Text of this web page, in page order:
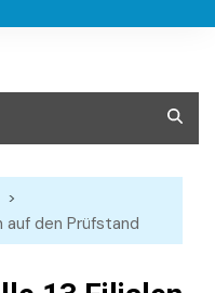
auf den Prüfstand